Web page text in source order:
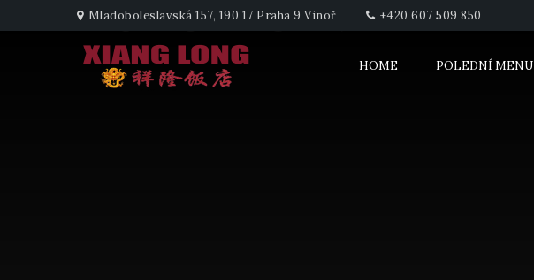
Mladoboleslavská 157, 190 17 Praha 9 Vinoř +420 607 509 850
HOME POLEDNÍ MENU
AUTOR:CINA